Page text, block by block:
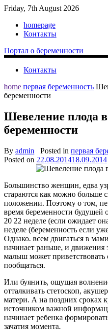
Friday, 7th August 2026
homepage
Контакты
Портал о беременности
Контакты
home первая беременность
беременности
Шевеление плода
беременности
By admin Posted in первая
Posted on 22.08.201418.09.2014
Большинство женщин, едва
стараются как можно больше
положении. Поэтому о том,
время беременности
20 22 неделе (если ожидает
неделе (беременность если
Однако. всем двигаться в
начинает раньше, и движения
малыш может
пообщаться.
Или буянить, ощущая
отталкивать стетоскоп,
матери. А на поздних сроках
источником важной
начинает ребенка
зачатия момента.